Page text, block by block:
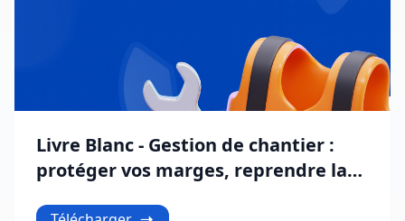
Livre Blanc - Gestion de chantier :
protéger vos marges, reprendre la